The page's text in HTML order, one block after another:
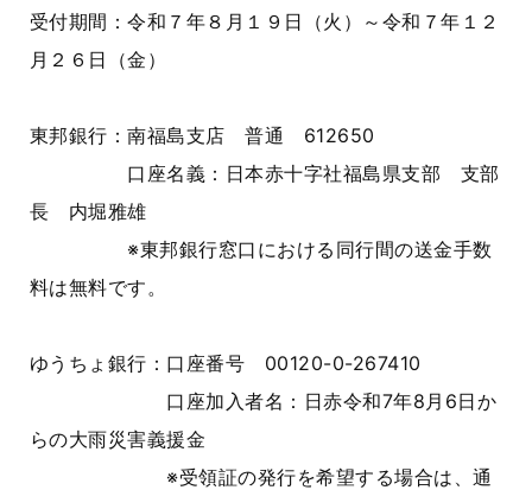
受付期間：令和７年８月１９日（火）～令和７年１２
月２６日（金）
東邦銀行：南福島支店 普通 612650
口座名義：日本赤十字社福島県支部 支部
長 内堀雅雄
※東邦銀行窓口における同行間の送金手数
料は無料です。
ゆうちょ銀行：口座番号 00120-0-267410
口座加入者名：日赤令和7年8月6日か
らの大雨災害義援金
※受領証の発行を希望する場合は、通